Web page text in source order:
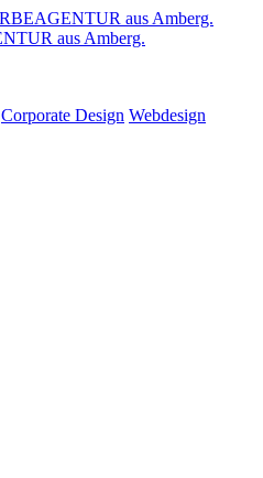
Corporate Design Webdesign